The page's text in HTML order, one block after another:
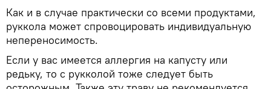
Как и в случае практически со всеми продуктами,
руккола может спровоцировать индивидуальную
непереносимость.
Если у вас имеется аллергия на капусту или
редьку, то с рукколой тоже следует быть